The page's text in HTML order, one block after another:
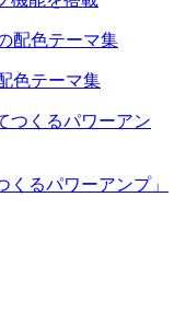
色テーマ集
るパワーアンプ」